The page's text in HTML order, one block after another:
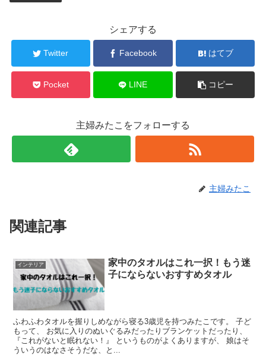
シェアする
Twitter Facebook はてブ
Pocket LINE コピー
主婦みたこをフォローする
主婦みたこ
関連記事
インテリア
家中のタオルはこれ一択！もう迷
子にならないおすすめタオル
ふわふわタオルを握りしめながら寝る3歳児を持つみたこです。 子ど
もって、 お気に入りのぬいぐるみだったりブランケットだったり、
『これがないと眠れない！』 というものがよくありますが、 娘はそ
ういうのはなさそうだな、と...